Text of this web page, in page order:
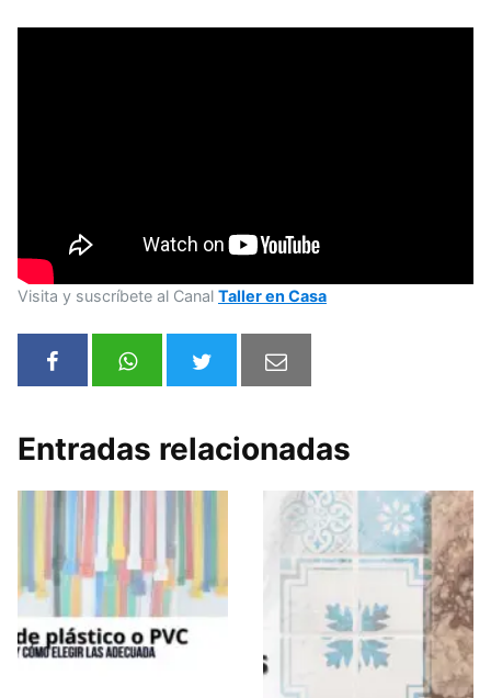
Visita y suscríbete al Canal Taller en Casa
Entradas relacionadas